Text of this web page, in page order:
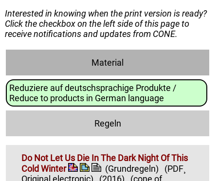
Interested in knowing when the print version is ready?
Click the checkbox on the left side of this page to
receive notifications and updates from CONE.
Material
Reduziere auf deutschsprachige Produkte /
Reduce to products in German language
Regeln
Do Not Let Us Die In The Dark Night Of This
Cold Winter
(Grundregeln)
(PDF¸
Original electronic)
(2016) (cone of